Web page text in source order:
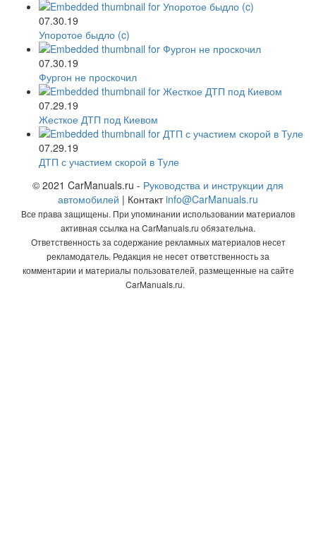
07.30.19
Упоротое быдло (c)
07.30.19
Фургон не проскочил
07.29.19
Жесткое ДТП под Киевом
07.29.19
ДТП с участием скорой в Туле
© 2021 CarManuals.ru - Руководства и инструкции для
автомобилей | Контактinfo@CarManuals.ru
Все права защищены. При упоминании использовании материалов
активная ссылка на CarManuals.ru обязательна.
Ответственность за содержание рекламных материалов несет
рекламодатель. Редакция не несет ответственность за
комментарии и материалы пользователей, размещенные на сайте
CarManuals.ru.